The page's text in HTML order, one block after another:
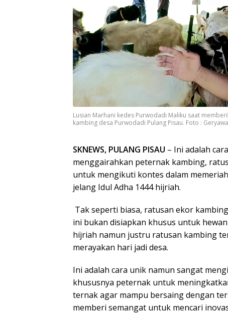
Lusian Marhani kedes Purwodadi Maliku saat
kambing desa Purwodadi Pulang Pisau. Foto :
SKNEWS, PULANG PISAU – Ini adalah
menggairahkan peternak kambing,
untuk mengikuti kontes dalam
jelang Idul Adha 1444 hijriah.
Tak seperti biasa, ratusan ekor
ini bukan disiapkan khusus untuk
hijriah namun justru ratusan kambing
merayakan hari jadi desa.
Ini adalah cara unik namun sangat
khususnya peternak untuk
ternak agar mampu bersaing dengan
memberi semangat untuk mencari